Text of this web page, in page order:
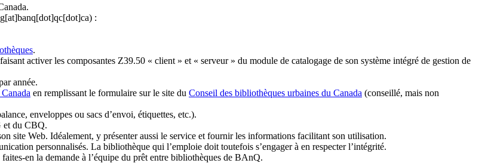
:
.
activer les composantes Z39.50 « client » et « serveur » du module de catalogage de son système intégré de gestion de
année.
en remplissant le formulaire sur le site du Conseil des bibliothèques urbaines du Canada (conseillé, mais non
enveloppes ou sacs d’envoi, étiquettes, etc.).
et du CBQ.
site Web. Idéalement, y présenter aussi le service et fournir les informations facilitant son utilisation.
personnalisés. La bibliothèque qui l’emploie doit toutefois s’engager à en respecter l’intégrité.
en la demande à l’équipe du prêt entre bibliothèques de BAnQ.